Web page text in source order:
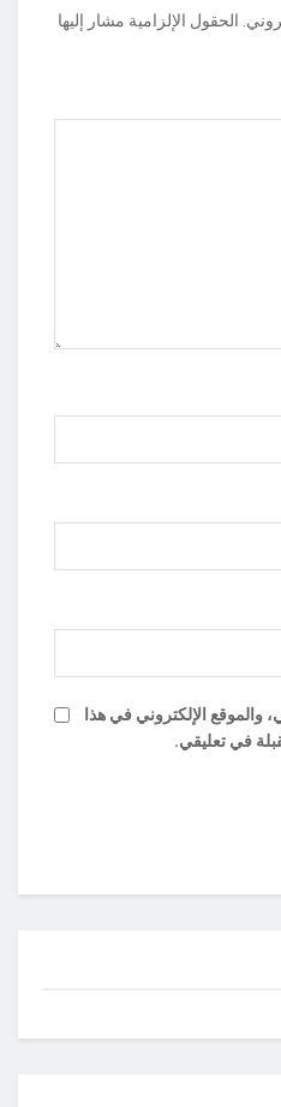
الحقول الإلزامية مشار إليها
والموقع الإلكتروني في هذا
في تعليقي.